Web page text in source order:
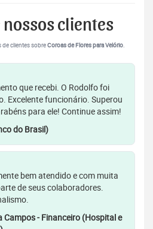
clientes
de clientes sobreCoroas de Flores para Velório.
que recebi. O Rodolfo foi
Excelente funcionário. Superou
para ele! Continue assim!
do Brasil)
bem atendido e com muita
de seus colaboradores.
Campos - Financeiro (Hospital e